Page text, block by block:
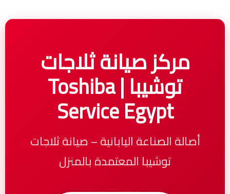
مركز صيانة ثلاجات
توشيبا | Toshiba
Service Egypt
أصالة الصناعة اليابانية – صيانة ثلاجات
توشيبا المعتمدة بالمنزل